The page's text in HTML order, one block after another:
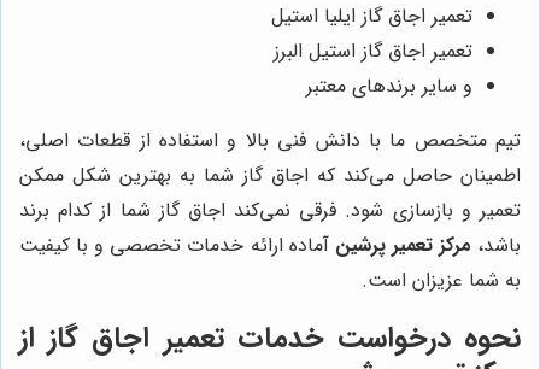
تعمیر اجاق گاز ایلیا استیل
تعمیر اجاق گاز استیل البرز
و سایر برندهای معتبر
تیم متخصص ما با دانش فنی بالا و استفاده از قطعات اصلی،
اطمینان حاصل می‌کند که اجاق گاز شما به بهترین شکل ممکن
تعمیر و بازسازی شود. فرقی نمی‌کند اجاق گاز شما از کدام برند
باشد، مرکز تعمیر پرشین آماده ارائه خدمات تخصصی و با کیفیت
به شما عزیزان است.
نحوه درخواست خدمات تعمیر اجاق گاز از